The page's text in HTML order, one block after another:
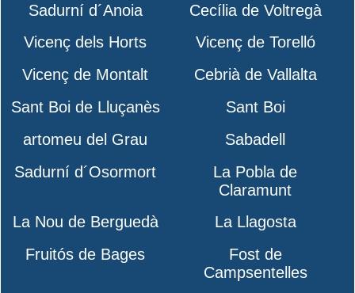
Sadurní d´Anoia
Cecília de Voltregà
Vicenç dels Horts
Vicenç de Torelló
Vicenç de Montalt
Cebrià de Vallalta
Sant Boi de Lluçanès
Sant Boi
artomeu del Grau
Sabadell
Sadurní d´Osormort
La Pobla de
Claramunt
La Nou de Berguedà
La Llagosta
Fruitós de Bages
Fost de
Campsentelles